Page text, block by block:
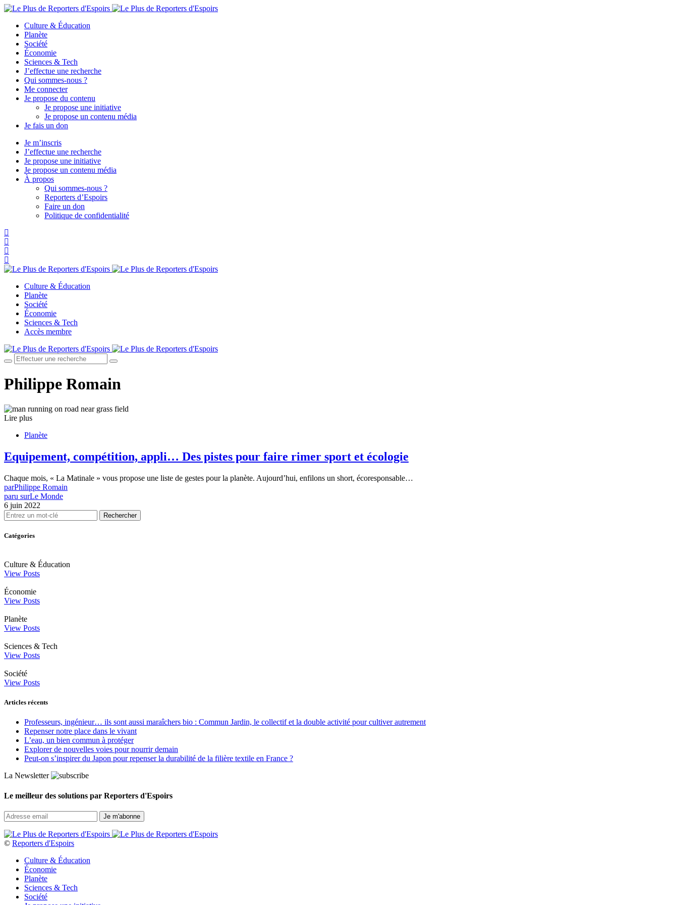
Culture & Éducation
Planète
Société
Économie
Sciences & Tech
J’effectue une recherche
Qui sommes-nous ?
Me connecter
Je propose du contenu
Je propose une initiative
Je propose un contenu média
Je fais un don
Je m’inscris
J’effectue une recherche
Je propose une initiative
Je propose un contenu média
À propos
Qui sommes-nous ?
Reporters d’Espoirs
Faire un don
Politique de confidentialité
Culture & Éducation
Planète
Société
Économie
Sciences & Tech
Accès membre
Philippe Romain
Lire plus
Planète
Equipement, compétition, appli… Des pistes pour faire rimer sport et écologie
Chaque mois, « La Matinale » vous propose une liste de gestes pour la planète. Aujourd’hui, enfilons un short, écoresponsable…
parPhilippe Romain
paru surLe Monde
6 juin 2022
Rechercher
Catégories
Culture & Éducation
View Posts
Économie
View Posts
Planète
View Posts
Sciences & Tech
View Posts
Société
View Posts
Articles récents
Professeurs, ingénieur… ils sont aussi maraîchers bio : Commun Jardin, le collectif et la double activité pour cultiver autrement
Repenser notre place dans le vivant
L’eau, un bien commun à protéger
Explorer de nouvelles voies pour nourrir demain
Peut‑on s’inspirer du Japon pour repenser la durabilité de la filière textile en France ?
La Newsletter
Le meilleur des solutions par Reporters d'Espoirs
© Reporters d'Espoirs
Culture & Éducation
Économie
Planète
Sciences & Tech
Société